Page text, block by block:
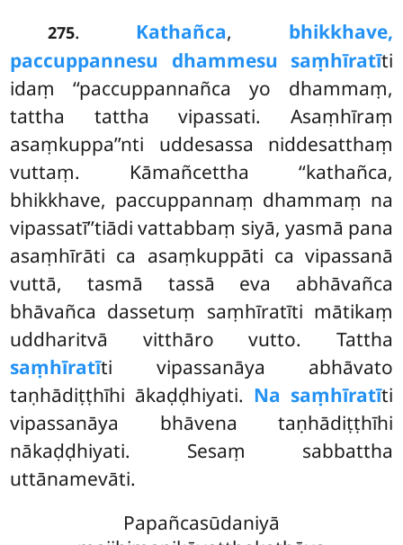
275. Kathañca, bhikkhave,
paccuppannesu dhammesu saṃhīratīti
idaṃ ‘‘paccuppannañca yo dhammaṃ,
tattha tattha vipassati. Asaṃhīraṃ
asaṃkuppa’’nti uddesassa niddesatthaṃ
vuttaṃ. Kāmañcettha ‘‘kathañca,
bhikkhave, paccuppannaṃ dhammaṃ na
vipassatī’’tiādi vattabbaṃ siyā, yasmā pana
asaṃhīrāti ca asaṃkuppāti ca vipassanā
vuttā, tasmā tassā eva abhāvañca
bhāvañca dassetuṃ saṃhīratīti mātikaṃ
uddharitvā vitthāro vutto. Tattha
saṃhīratīti vipassanāya abhāvato
taṇhādiṭṭhīhi ākaḍḍhiyati. Na saṃhīratīti
vipassanāya bhāvena taṇhādiṭṭhīhi
nākaḍḍhiyati. Sesaṃ sabbattha
uttānamevāti.
Papañcasūdaniyā